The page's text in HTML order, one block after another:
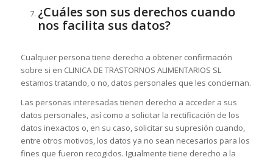
¿Cuáles son sus derechos cuando
nos facilita sus datos?
Cualquier persona tiene derecho a obtener confirmación
sobre si en CLINICA DE TRASTORNOS ALIMENTARIOS SL
estamos tratando, o no, datos personales que les conciernan.
Las personas interesadas tienen derecho a acceder a sus
datos personales, así como a solicitar la rectificación de los
datos inexactos o, en su caso, solicitar su supresión cuando,
entre otros motivos, los datos ya no sean necesarios para los
fines que fueron recogidos. Igualmente tiene derecho a la